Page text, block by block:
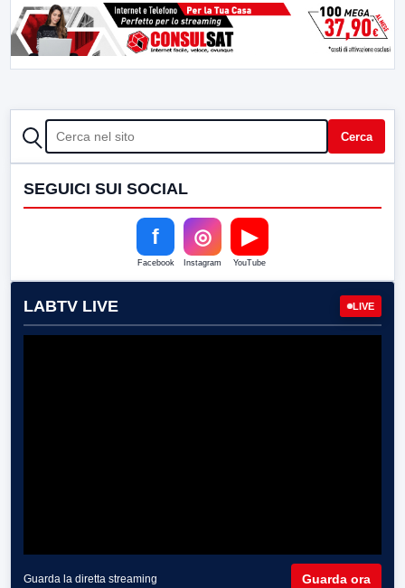
CERCA Cerca
SEGUICI SUI SOCIAL
f
Facebook
◎
Instagram
▶
YouTube
LABTV LIVE LIVE
Guarda la diretta streaming Guarda ora